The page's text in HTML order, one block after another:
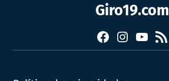
Giro19.com
FacebookInstagram
YouTube
RSS